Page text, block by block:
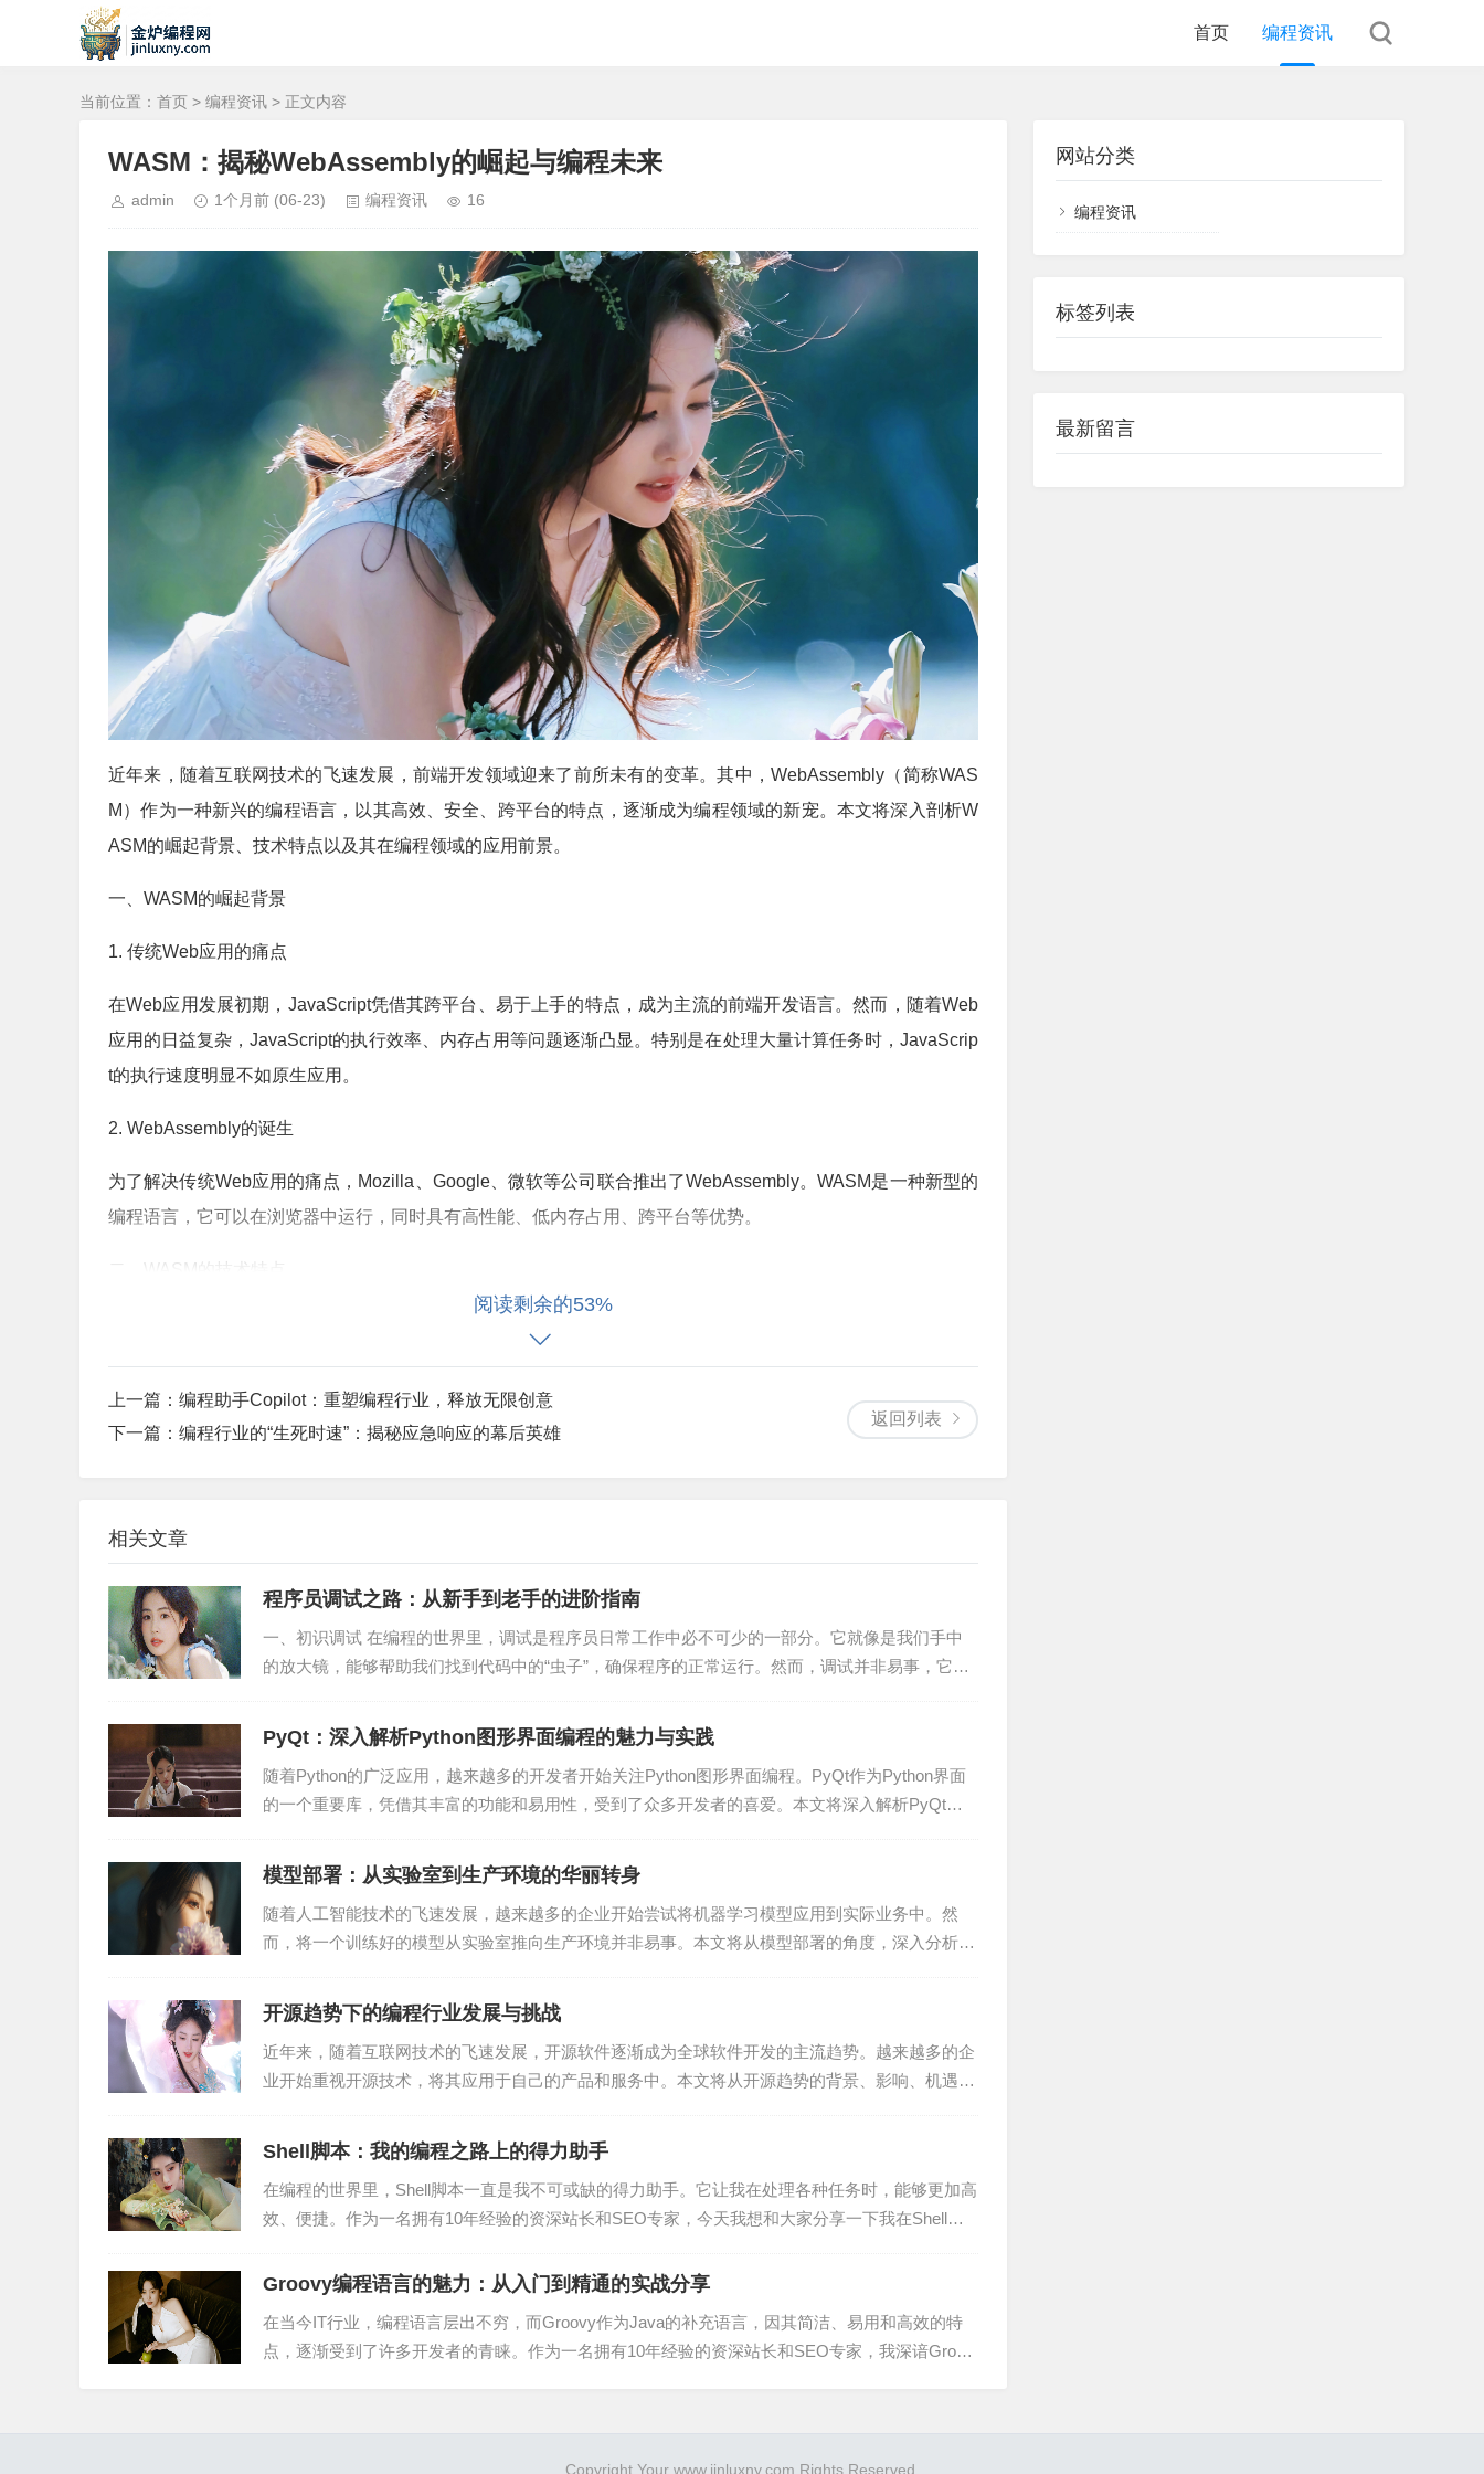
首页 编程资讯
当前位置： 首页 > 编程资讯 > 正文内容
WASM：揭秘WebAssembly的崛起与编程未来
admin 1个月前 (06-23) 编程资讯 16
近年来，随着互联网技术的飞速发展，前端开发领域迎来了前所未有的变革。其中，WebAssembly（简称WAS
M）作为一种新兴的编程语言，以其高效、安全、跨平台的特点，逐渐成为编程领域的新宠。本文将深入剖析W
ASM的崛起背景、技术特点以及其在编程领域的应用前景。
一、WASM的崛起背景
1. 传统Web应用的痛点
在Web应用发展初期，JavaScript凭借其跨平台、易于上手的特点，成为主流的前端开发语言。然而，随着Web
应用的日益复杂，JavaScript的执行效率、内存占用等问题逐渐凸显。特别是在处理大量计算任务时，JavaScrip
t的执行速度明显不如原生应用。
2. WebAssembly的诞生
为了解决传统Web应用的痛点，Mozilla、Google、微软等公司联合推出了WebAssembly。WASM是一种新型的
编程语言，它可以在浏览器中运行，同时具有高性能、低内存占用、跨平台等优势。
二、WASM的技术特点
速度更快。此外，WASM还可以利用现代CPU的并行计算能力，进一步提高执行效率。
对Web应用的攻击。
3. 跨平台
WASM可以在多种平台上运行，包括浏览器、操作系统、物联网设备等。这使得开发者可以轻松地将WASM代码
4. 易于集成
WASM可以与JavaScript无缝集成。开发者可以使用C/C++、Rust等语言编写WASM代码，然后在JavaScript中
三、WASM在编程领域的应用前景
1. 游戏开发
能，降低内存占用。此外，WASM还可以实现跨平台游戏开发，让开发者轻松地将游戏移植到不同平台。
2. 图形渲染
WASM在图形渲染领域具有很高的应用价值。通过将图形渲染算法用WASM实现，可以显著提高渲染效率，降低
功耗。此外，WASM还可以实现跨平台图形渲染，让开发者轻松地将图形应用移植到不同平台。
3. 物联网设备
WASM在物联网设备开发中具有重要作用。通过将WASM代码部署到物联网设备上，可以实现高效、低功耗的计
算任务。此外，WASM还可以实现跨平台物联网设备开发，让开发者轻松地将物联网应用移植到不同设备。
4. 云计算
阅读剩余的53%
返回列表
上一篇： 编程助手Copilot：重塑编程行业，释放无限创意
下一篇： 编程行业的“生死时速”：揭秘应急响应的幕后英雄
相关文章
程序员调试之路：从新手到老手的进阶指南
一、初识调试 在编程的世界里，调试是程序员日常工作中必不可少的一部分。它就像是我们手中
的放大镜，能够帮助我们找到代码中的“虫子”，确保程序的正常运行。然而，调试并非易事，它需
PyQt：深入解析Python图形界面编程的魅力与实践
随着Python的广泛应用，越来越多的开发者开始关注Python图形界面编程。PyQt作为Python界面
的一个重要库，凭借其丰富的功能和易用性，受到了众多开发者的喜爱。本文将深入解析PyQt的
模型部署：从实验室到生产环境的华丽转身
随着人工智能技术的飞速发展，越来越多的企业开始尝试将机器学习模型应用到实际业务中。然
而，将一个训练好的模型从实验室推向生产环境并非易事。本文将从模型部署的角度，深入分析从
开源趋势下的编程行业发展与挑战
近年来，随着互联网技术的飞速发展，开源软件逐渐成为全球软件开发的主流趋势。越来越多的企
业开始重视开源技术，将其应用于自己的产品和服务中。本文将从开源趋势的背景、影响、机遇与
Shell脚本：我的编程之路上的得力助手
在编程的世界里，Shell脚本一直是我不可或缺的得力助手。它让我在处理各种任务时，能够更加高
效、便捷。作为一名拥有10年经验的资深站长和SEO专家，今天我想和大家分享一下我在Shell脚
Groovy编程语言的魅力：从入门到精通的实战分享
在当今IT行业，编程语言层出不穷，而Groovy作为Java的补充语言，因其简洁、易用和高效的特
点，逐渐受到了许多开发者的青睐。作为一名拥有10年经验的资深站长和SEO专家，我深谙Groov
网站分类
编程资讯
标签列表
最新留言
Copyright Your www.jinluxny.com Rights Reserved.